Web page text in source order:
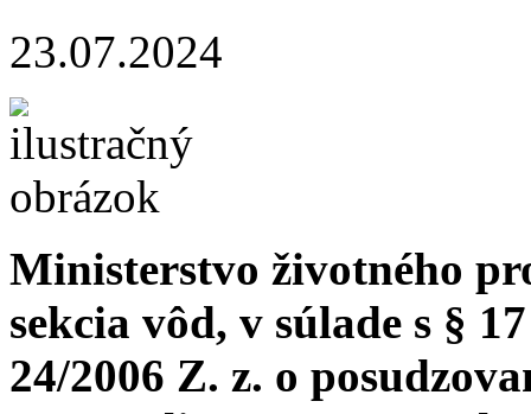
23.07.2024
Ministerstvo životného
sekcia vôd, v súlade s §
24/2006 Z. z. o